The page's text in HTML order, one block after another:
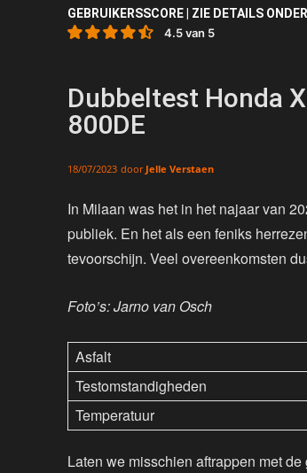
GEBRUIKERSSCORE | ZIE DETAILS
4.5 van 5
Dubbeltest Honda
800DE
18/07/2023 door Jelle Verstaen
In Milaan was het in het najaar van
publiek. En het als een feniks
tevoorschijn. Veel overeenkomsten
Foto’s: Jarno van Osch
Asfalt
Testomstandigheden
Temperatuur
Laten we misschien aftrappen met